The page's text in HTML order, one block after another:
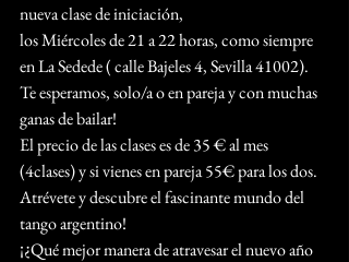
nueva clase de iniciación,
los Miércoles de 21 a 22 horas, como siempre
en La Sedede ( calle Bajeles 4, Sevilla 41002).
Te esperamos, solo/a o en pareja y con muchas
ganas de bailar!
El precio de las clases es de 35 € al mes
(4clases) y si vienes en pareja 55€ para los dos.
Atrévete y descubre el fascinante mundo del
tango argentino!
¡¿Qué mejor manera de atravesar el nuevo año